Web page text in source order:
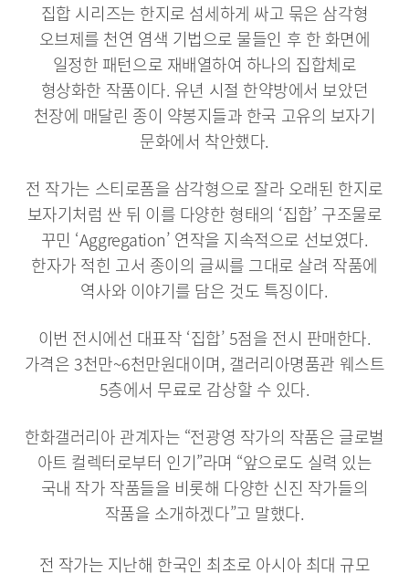
집합 시리즈는 한지로 섬세하게 싸고 묶은 삼각형
오브제를 천연 염색 기법으로 물들인 후 한 화면에
일정한 패턴으로 재배열하여 하나의 집합체로
형상화한 작품이다. 유년 시절 한약방에서 보았던
천장에 매달린 종이 약봉지들과 한국 고유의 보자기
문화에서 착안했다.
전 작가는 스티로폼을 삼각형으로 잘라 오래된 한지로
보자기처럼 싼 뒤 이를 다양한 형태의 ‘집합’ 구조물로
꾸민 ‘Aggregation’ 연작을 지속적으로 선보였다.
한자가 적힌 고서 종이의 글씨를 그대로 살려 작품에
역사와 이야기를 담은 것도 특징이다.
이번 전시에선 대표작 ‘집합’ 5점을 전시 판매한다.
가격은 3천만~6천만원대이며, 갤러리아명품관 웨스트
5층에서 무료로 감상할 수 있다.
한화갤러리아 관계자는 “전광영 작가의 작품은 글로벌
아트 컬렉터로부터 인기”라며 “앞으로도 실력 있는
국내 작가 작품들을 비롯해 다양한 신진 작가들의
작품을 소개하겠다”고 말했다.
전 작가는 지난해 한국인 최초로 아시아 최대 규모